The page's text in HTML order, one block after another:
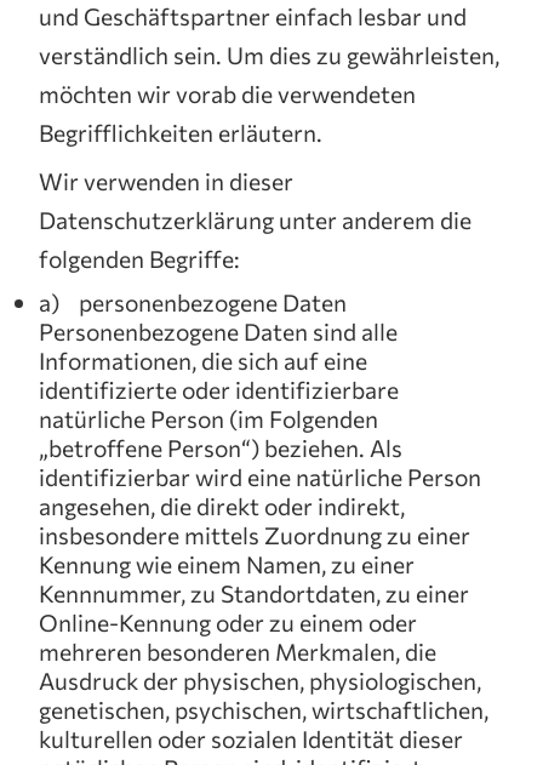
und Geschäftspartner einfach lesbar und
verständlich sein. Um dies zu gewährleisten,
möchten wir vorab die verwendeten
Begrifflichkeiten erläutern.
Wir verwenden in dieser
Datenschutzerklärung unter anderem die
folgenden Begriffe:
a) personenbezogene Daten
Personenbezogene Daten sind alle
Informationen, die sich auf eine
identifizierte oder identifizierbare
natürliche Person (im Folgenden
„betroffene Person“) beziehen. Als
identifizierbar wird eine natürliche Person
angesehen, die direkt oder indirekt,
insbesondere mittels Zuordnung zu einer
Kennung wie einem Namen, zu einer
Kennnummer, zu Standortdaten, zu einer
Online-Kennung oder zu einem oder
mehreren besonderen Merkmalen, die
Ausdruck der physischen, physiologischen,
genetischen, psychischen, wirtschaftlichen,
kulturellen oder sozialen Identität dieser